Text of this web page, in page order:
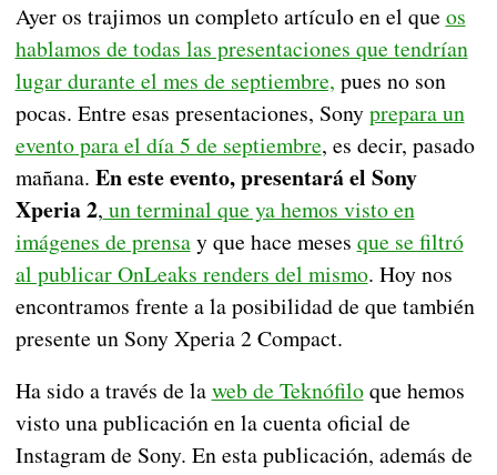
Ayer os trajimos un completo artículo en el que os
hablamos de todas las presentaciones que tendrían
lugar durante el mes de septiembre, pues no son
pocas. Entre esas presentaciones, Sonyprepara un
evento para el día 5 de septiembre, es decir, pasado
mañana. En este evento, presentará el Sony
Xperia 2, un terminal que ya hemos visto en
imágenes de prensay que hace meses que se filtró
al publicar OnLeaks renders del mismo. Hoy nos
encontramos frente a la posibilidad de que también
presente un Sony Xperia 2 Compact.
Ha sido a través de laweb de Teknófiloque hemos
visto una publicación en la cuenta oficial de
Instagram de Sony. En esta publicación, además de